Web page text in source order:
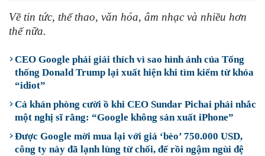
Về tin tức, thể thao, văn hóa, âm nhạc và nhiều hơn
thế nữa.
CEO Google phải giải thích vì sao hình ảnh của Tổng
thống Donald Trump lại xuất hiện khi tìm kiếm từ khóa
“idiot”
Cả khán phòng cười ồ khi CEO Sundar Pichai phải nhắc
một nghị sĩ rằng: “Google không sản xuất iPhone”
Được Google mời mua lại với giá ‘bèo’ 750.000 USD,
công ty này đã lạnh lùng từ chối, để rồi ngậm ngùi đệ